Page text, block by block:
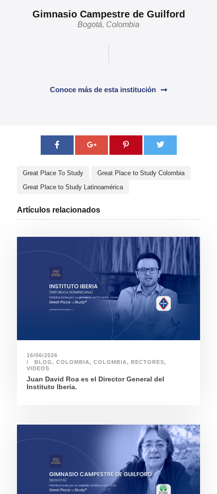
Gimnasio Campestre de Guilford
Bogotá, Colombia
Conoce más de esta institución
Great Place To Study
Great Place to Study Colombia
Great Place to Study Latinoamérica
Artículos relacionados
16/06/2026
BLOG, COLOMBIA, COLOMBIA, RECTORES,
VIDEOS
Juan David Roa es el Director General del
Instituto Iberia.